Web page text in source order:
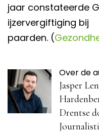
jaar constateerde
ijzervergiftiging bij
paarden. (
Over de
Jasper
Drentse